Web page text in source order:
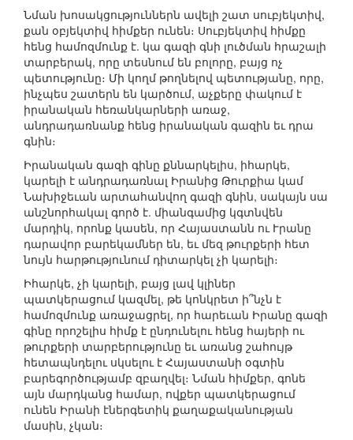
Նման խոսակցություններն ավելի շատ սուբյեկտիվ,
քան օբյեկտիվ հիմքեր ունեն։ Սուբյեկտիվ հիմքը
հենց համոզմունք է. կա գազի գնի լուծման հրաշալի
տարբերակ, որը տեսնում են բոլորը, բայց ոչ
պետությունը։ Մի կողմ թողնելով պետությանը, որը,
ինչպես շատերն են կարծում, աչքերը փակում է
իրանական հեռանկարների առաջ,
անդրադառնանք հենց իրանական գազին եւ դրա
գնին։
Իրանական գազի գինը քննարկելիս, իհարկե,
կարելի է անդրադառնալ Իրանից Թուրքիա կամ
Նախիջեւան արտահանվող գազի գնին, սակայն սա
անշնորհակալ գործ է. միանգամից կգտնվեն
մարդիկ, որոնք կասեն, որ Հայաստանն ու Ւրանը
դարավոր բարեկամներ են, եւ մեզ թուրքերի հետ
նույն հարթությունում դիտարկել չի կարելի։
Իհարկե, չի կարելի, բայց լավ կլիներ
պատկերացում կազմել, թե կոնկրետ ի՞նչն է
համոզմունք առաջացրել, որ հարեւան Իրանը գազի
գինը որոշելիս հիմք է ընդունելու հենց հայերի ու
թուրքերի տարբերությունը եւ առանց շահույթ
հետապնդելու սկսելու է Հայաստանի օգտին
բարեգործությամբ զբաղվել։ Նման հիմքեր, գոնե
այն մարդկանց համար, ովքեր պատկերացում
ունեն Իրանի էներգետիկ քաղաքականության
մասին, չկան։